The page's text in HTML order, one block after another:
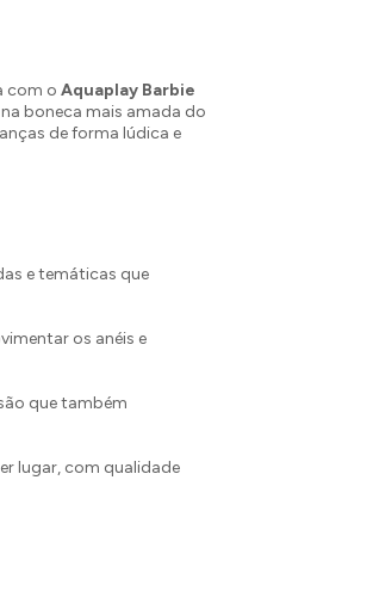
com o Aquaplay Barbie
boneca mais amada do
de forma lúdica e
e temáticas que
os anéis e
que também
lugar, com qualidade